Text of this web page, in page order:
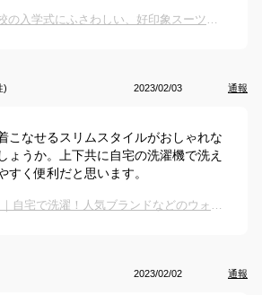
メンズスーツ│小学校の入学式にふさわしい、好印象スーツ（父親用）のおすすめは？
) 2023/02/03 通報
こなせるスリムスタイルがおしゃれな
ょうか。上下共に自宅の洗濯機で洗え
すく便利だと思います。
メンズ洗えるスーツ｜自宅で洗濯！人気ブランドなどのウォッシャブルスーツでおすすめは？
2023/02/02 通報